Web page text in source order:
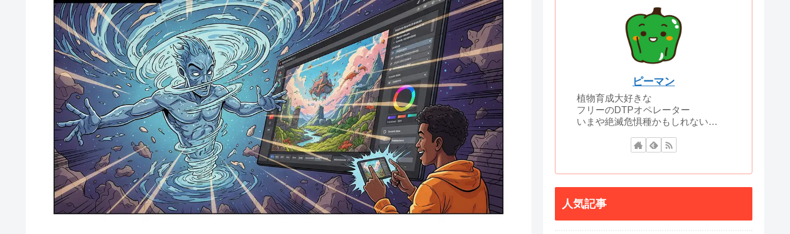
ピーマン
植物育成大好きな
フリーのDTPオペレーター
いまや絶滅危惧種かもしれない…
人気記事